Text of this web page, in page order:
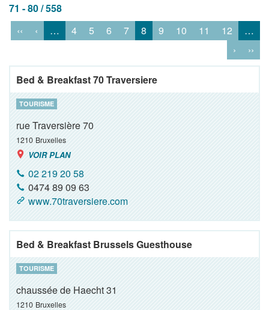
71 - 80 / 558
‹‹
‹ … 4 5 6 7 8 9 10 11 12
…
›
››
Bed & Breakfast 70 Traversiere
TOURISME
rue Traversière 70
1210 Bruxelles
VOIR PLAN
02 219 20 58
0474 89 09 63
www.70traversiere.com
Bed & Breakfast Brussels Guesthouse
TOURISME
chaussée de Haecht 31
1210 Bruxelles